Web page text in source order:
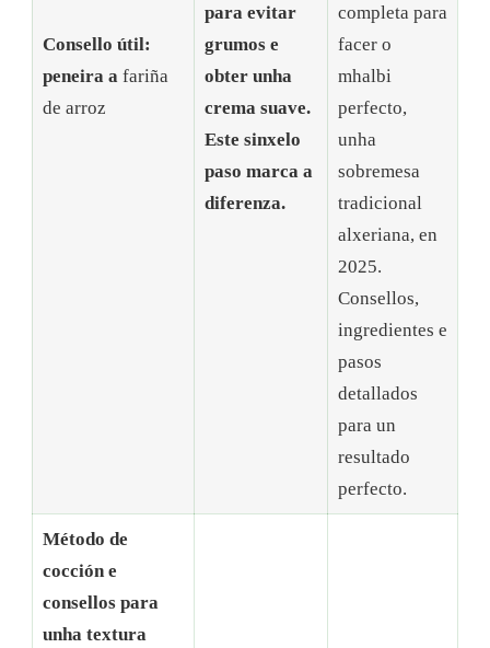
Consello útil:
peneira afariña
de arroz
para evitar
grumos e
obter unha
crema suave.
Este sinxelo
paso marca a
diferenza.
completa para
facer o
mhalbi
perfecto,
unha
sobremesa
tradicional
alxeriana, en
2025.
Consellos,
ingredientes e
pasos
detallados
para un
resultado
perfecto.
Método de
cocción e
consellos para
unha textura